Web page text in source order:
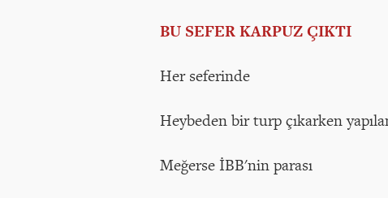
BU SEFER KARPUZ ÇIKTI
Her seferinde
Heybeden bir turp çıkarken
Meğerse İBB'nin parası